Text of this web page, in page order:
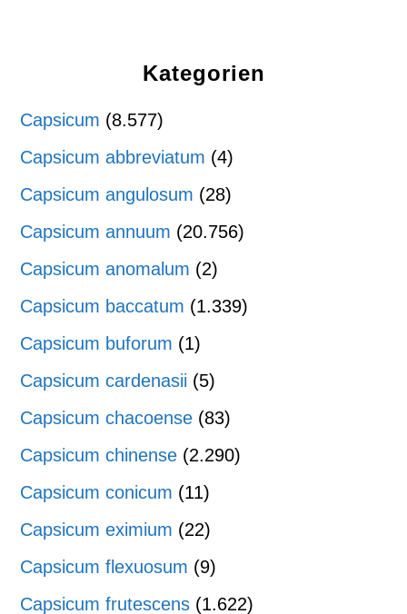
Kategorien
Capsicum (8.577)
Capsicum abbreviatum (4)
Capsicum angulosum (28)
Capsicum annuum (20.756)
Capsicum anomalum (2)
Capsicum baccatum (1.339)
Capsicum buforum (1)
Capsicum cardenasii (5)
Capsicum chacoense (83)
Capsicum chinense (2.290)
Capsicum conicum (11)
Capsicum eximium (22)
Capsicum flexuosum (9)
Capsicum frutescens (1.622)